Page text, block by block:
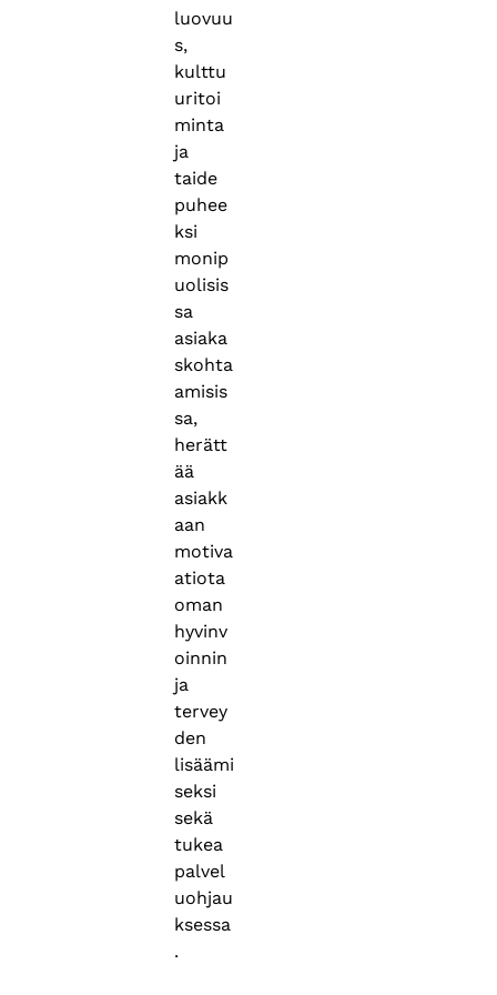
luovuu
s,
kulttu
uritoi
minta
ja
taide
puhee
ksi
monip
uolisis
sa
asiaka
skohta
amisis
sa,
herätt
ää
asiakk
aan
motiva
atiota
oman
hyvinv
oinnin
ja
tervey
den
lisäämi
seksi
sekä
tukea
palvel
uohjau
ksessa
.